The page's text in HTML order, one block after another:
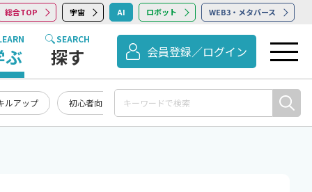
総合TOP 宇宙 AI ロボット WEB3・メタバース
ぶ
SEARCH
探す 会員登録／ログイン
ルアップ 初心者向け 記事まとめ・お知らせ